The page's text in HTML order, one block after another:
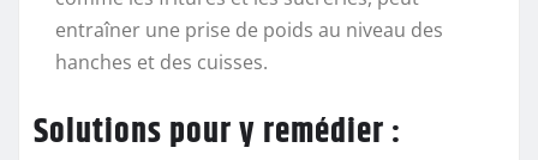
entraîner une prise de poids au niveau des
hanches et des cuisses.
Solutions pour y remédier :